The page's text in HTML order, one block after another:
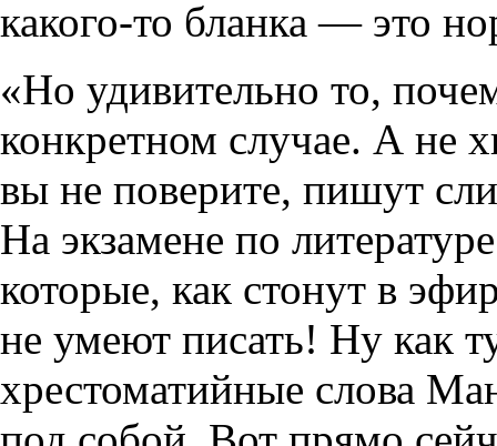
какого-то бланка — это
«Но удивительно то,
конкретном случае. А не
вы не поверите, пишут
На экзамене по
которые, как стонут в
не умеют писать! Ну как
хрестоматийные слова